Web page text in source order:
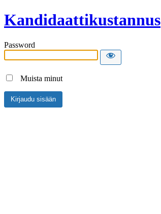
Kandidaattikustannus
Password
Muista minut